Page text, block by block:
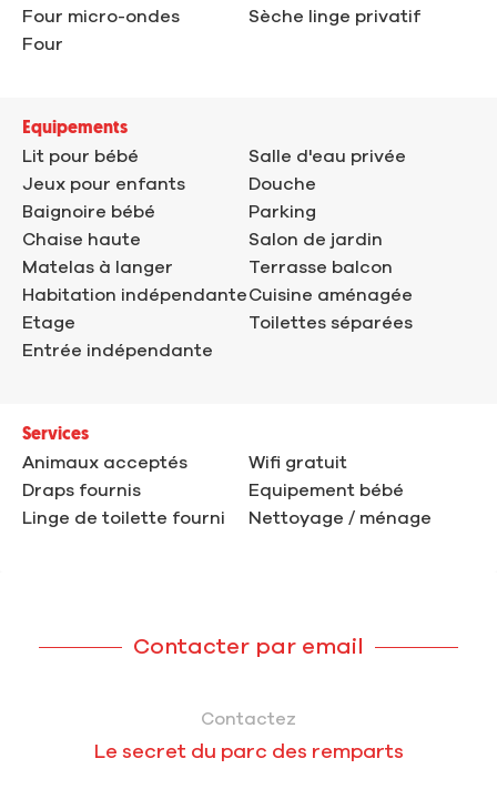
Four micro-ondes
Four
Sèche linge privatif
Equipements
Lit pour bébé
Jeux pour enfants
Baignoire bébé
Chaise haute
Matelas à langer
Habitation indépendante
Etage
Entrée indépendante
Salle d'eau privée
Douche
Parking
Salon de jardin
Terrasse balcon
Cuisine aménagée
Toilettes séparées
Services
Animaux acceptés
Draps fournis
Linge de toilette fourni
Wifi gratuit
Equipement bébé
Nettoyage / ménage
Contacter par email
Contactez
Le secret du parc des remparts